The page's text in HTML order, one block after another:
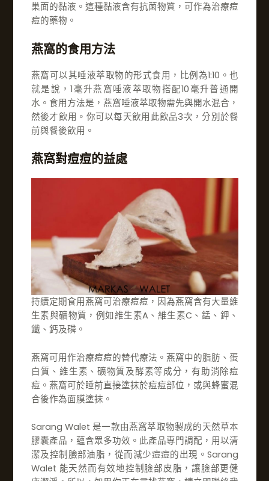
巢面的黏液。這種黏液含有抗菌物質，可作為治療痘
痘的藥物。
燕窩的食用方法
燕窩可以其唾液萃取物的形式食用，比例為1:10。也
就是說，1毫升燕窩唾液萃取物搭配10毫升普通開
水。食用方法是，燕窩唾液萃取物需先與開水混合，
然後才飲用。你可以每天飲用此飲品3次，分別於餐
前與餐後飲用。
燕窩對痘痘的益處
持續定期食用燕窩可治療痘痘，因為燕窩含有大量維
生素與礦物質，例如維生素A、維生素C、錳、鉀、
鐵、鈣及磷。
燕窩可用作治療痘痘的替代療法。燕窩中的脂肪、蛋
白質、維生素、礦物質及酵素等成分，有助消除痘
痘。燕窩可於睡前直接塗抹於痘痘部位，或與蜂蜜混
合後作為面膜塗抹。
Sarang Walet 是一款由燕窩萃取物製成的天然草本
膠囊產品，蘊含眾多功效。此產品專門調配，用以清
潔及控制臉部油脂，從而減少痘痘的出現。Sarang
Walet 能天然而有效地控制臉部皮脂，讓臉部更健